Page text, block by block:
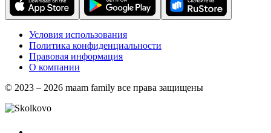
Условия использования
Политика конфиденциальности
Правовая информация
О компании
© 2023 – 2026 maam family все права защищены